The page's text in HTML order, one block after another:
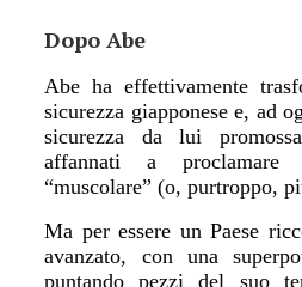
Dopo Abe
Abe ha effettivamente
sicurezza giapponese e, ad
sicurezza da lui
affannati a
“muscolare”(o, purtroppo,
Ma per essere un Paese
avanzato, con una
puntando pezzi del suo